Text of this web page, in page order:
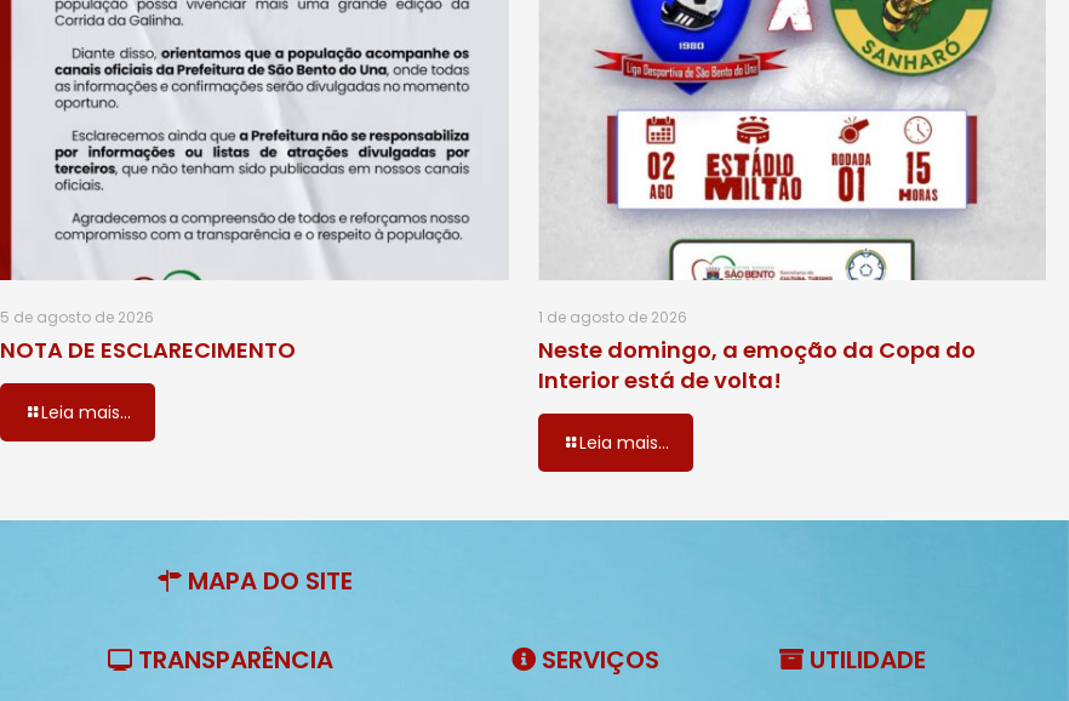
5 de agosto de 2026
NOTA DE ESCLARECIMENTO
Leia mais...
1 de agosto de 2026
Neste domingo, a emoção da Copa do
Interior está de volta!
Leia mais...
MAPA DO SITE
TRANSPARÊNCIA SERVIÇOS UTILIDADE